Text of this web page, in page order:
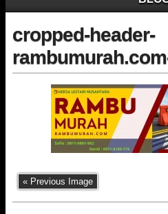
cropped-header-
« Previous Image